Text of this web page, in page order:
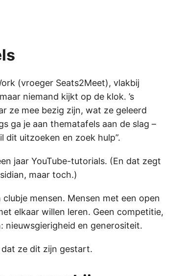
(vroeger Seats2Meet), vlakbij
niemand kijkt op de klok. ’s
ze mee bezig zijn, wat ze geleerd
ga je aan thematafels aan de slag –
dit uitzoeken en zoek hulp”.
jaar YouTube-tutorials. (En dat zegt
maar toch.)
mensen. Mensen met een open
elkaar willen leren. Geen competitie,
nieuwsgierigheid en generositeit.
dat ze dit zijn gestart.